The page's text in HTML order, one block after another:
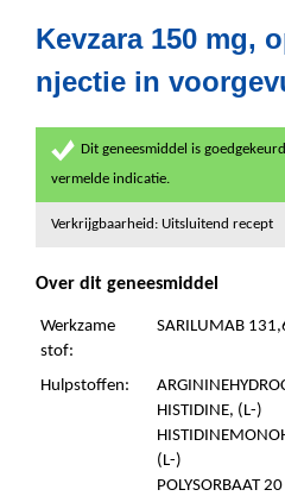
Kevzara 150 mg,
njectie in
Dit geneesmiddel is
vermelde indicatie.
Verkrijgbaarheid: Uitsluitend recept
Over dit geneesmiddel
Werkzame
stof:
SARILUMAB
Hulpstoffen:
HISTIDINE, (L-)
(L-)
POLYSORBAAT